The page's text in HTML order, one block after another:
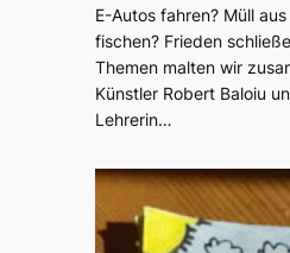
E-Autos fahren? Müll
fischen? Frieden
Themen malten wir
Künstler Robert Baloiu
Lehrerin…